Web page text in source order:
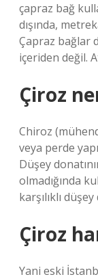
çapraz bağ
dışında,
Çapraz bağlar
içeriden değil.
Çiroz
Chiroz
veya perde
Düşey
olmadığında
karşılıklı
Çiroz
Yani eski